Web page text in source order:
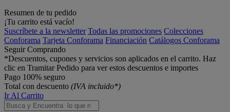
Resumen de tu pedido
¡Tu carrito está vacío!
Suscríbete a la newsletter Todas las promociones Colecciones
Conforama Tarjeta Conforama Financiación Catálogos Conforama
Seguir Comprando
*Descuentos, cupones y servicios son aplicados en el carrito. Haz
clic en Tramitar Pedido para ver estos descuentos e importes
Pago 100% seguro
Total con descuento (IVA incluido*)
Ir Al Carrito